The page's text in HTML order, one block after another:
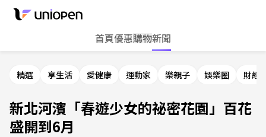
首頁優惠購物新聞
精選 享生活 愛健康 運動家 樂親子 娛樂圈 財經
新北河濱「春遊少女的祕密花園」百花
盛開到6月